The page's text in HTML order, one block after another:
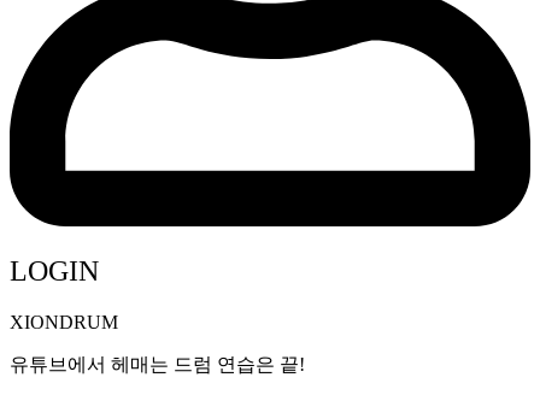
LOGIN
XIONDRUM
유튜브에서 헤매는 드럼 연습은 끝!